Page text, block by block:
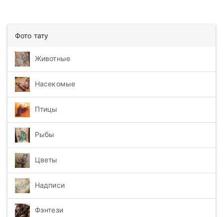
Фото тату
Животные
Насекомые
Птицы
Рыбы
Цветы
Надписи
Фэнтези